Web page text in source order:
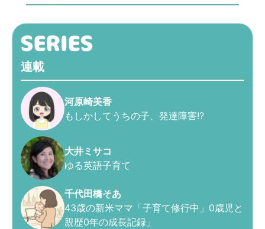
連載
河原崎美香
もしかしてうちの子、発達障害!?
大井ミサコ
ゆる英語子育て
千代田橋そあ
43歳の新米ママ「子育て修行中」0歳児と
親歴0年の成長記録」